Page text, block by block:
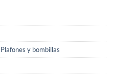
Plafones y bombillas